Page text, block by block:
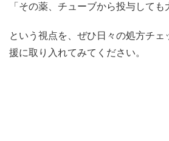
「その薬、チューブから投与しても
という視点を、ぜひ日々の処方チェ
援に取り入れてみてください。